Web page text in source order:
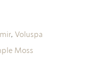
, Voluspa
Moss